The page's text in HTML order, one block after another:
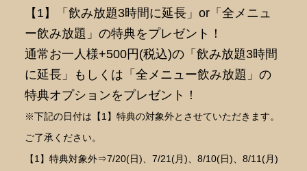
【1】「飲み放題3時間に延長」or「全メニュ
ー飲み放題」の特典をプレゼント！
通常お一人様+500円(税込)の「飲み放題3時間
に延長」もしくは「全メニュー飲み放題」の
特典オプションをプレゼント！
※下記の日付は【1】特典の対象外とさせていただきます。
ご了承ください。
【1】特典対象外⇒7/20(日)、7/21(月)、8/10(日)、8/11(月)